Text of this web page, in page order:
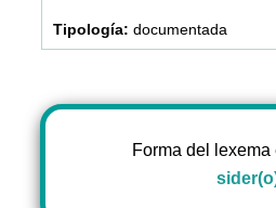
documentada
Forma del lexema